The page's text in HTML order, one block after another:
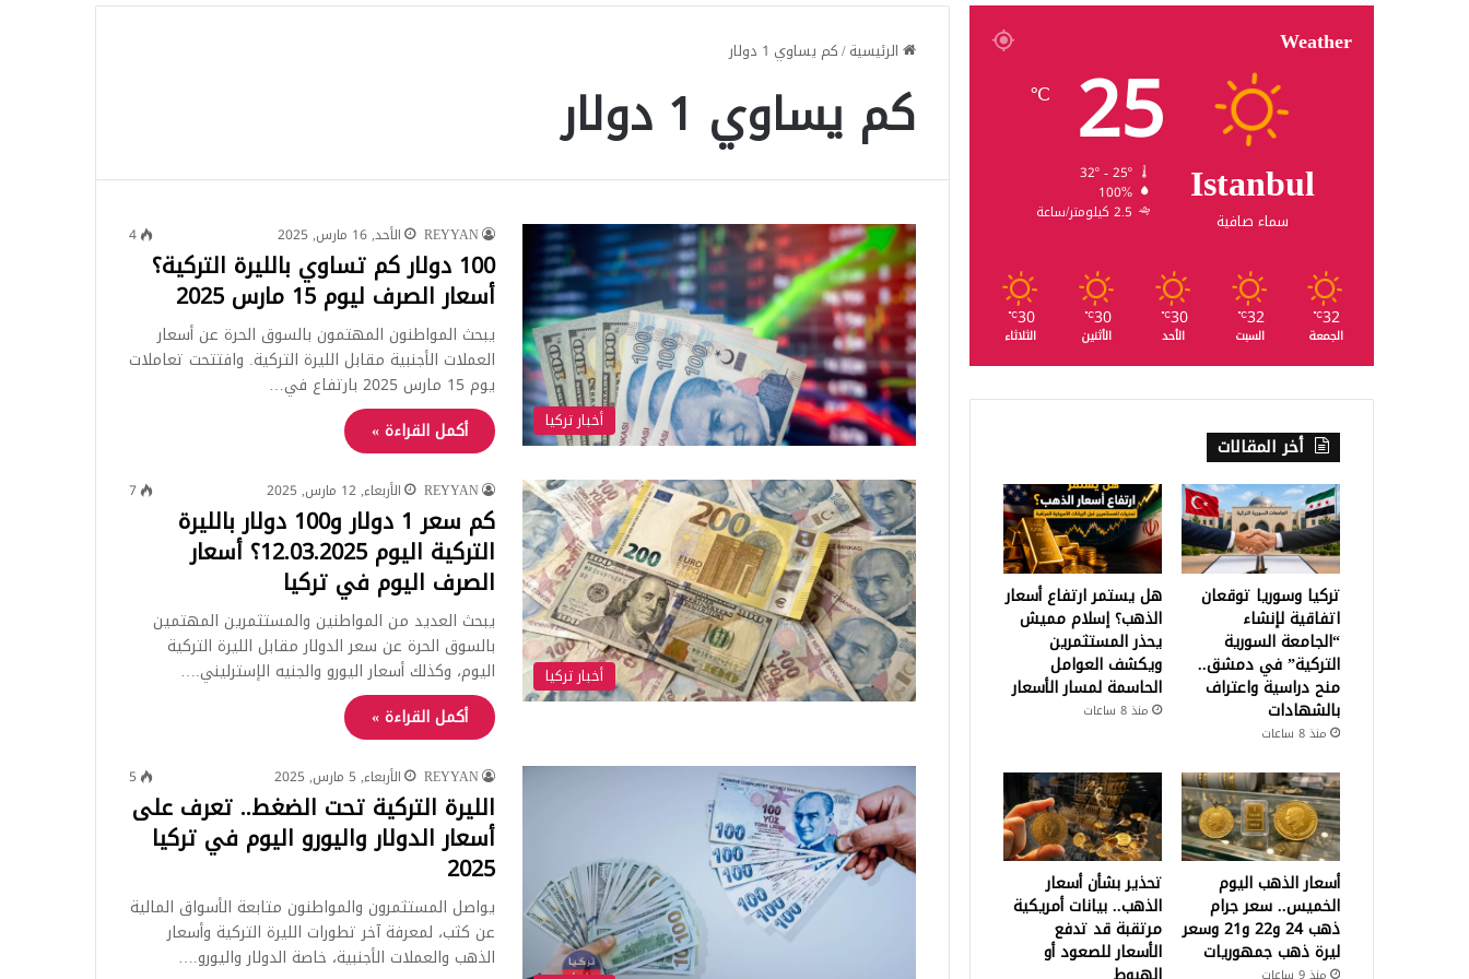
الرئيسية/كم يساوي 1 دولار
كم يساوي 1 دولار
أخبار تركيا
REYYAN الأحد, 16 مارس, 2025 4
100 دولار كم تساوي بالليرة التركية؟
أسعار الصرف ليوم 15 مارس 2025
يبحث المواطنون المهتمون بالسوق الحرة عن أسعار
العملات الأجنبية مقابل الليرة التركية. وافتتحت تعاملات
يوم 15 مارس 2025 بارتفاع في…
أكمل القراءة »
أخبار تركيا
REYYAN الأربعاء, 12 مارس, 2025 7
كم سعر 1 دولار و100 دولار بالليرة
التركية اليوم 12.03.2025؟ أسعار
الصرف اليوم في تركيا
يبحث العديد من المواطنين والمستثمرين المهتمين
بالسوق الحرة عن سعر الدولار مقابل الليرة التركية
اليوم، وكذلك أسعار اليورو والجنيه الإسترليني.…
أكمل القراءة »
REYYAN الأربعاء, 5 مارس, 2025 5
الليرة التركية تحت الضغط.. تعرف على
أسعار الدولار واليورو اليوم في تركيا
2025
يواصل المستثمرون والمواطنون متابعة الأسواق المالية
عن كثب، لمعرفة آخر تطورات الليرة التركية وأسعار
الذهب والعملات الأجنبية، خاصة الدولار واليورو.…
Weather
Istanbul
سماء صافية
25
℃
32º - 25º
100%
2.5 كيلومتر/ساعة
32
℃
الجمعة
32
℃
السبت
30
℃
الأحد
30
℃
الأثنين
30
℃
الثلاثاء
أخر المقالات
تركيا وسوريا توقعان
اتفاقية لإنشاء
“الجامعة السورية
التركية” في دمشق..
منح دراسية واعتراف
بالشهادات
منذ 8 ساعات
هل يستمر ارتفاع أسعار
الذهب؟ إسلام مميش
يحذر المستثمرين
ويكشف العوامل
الحاسمة لمسار الأسعار
منذ 8 ساعات
أسعار الذهب اليوم
الخميس.. سعر جرام
ذهب 24 و22 و21 وسعر
ليرة ذهب جمهوريات
تحذير بشأن أسعار
الذهب.. بيانات أمريكية
مرتقبة قد تدفع
الأسعار للصعود أو